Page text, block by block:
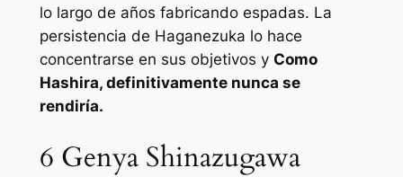
lo largo de años fabricando espadas. La
persistencia de Haganezuka lo hace
concentrarse en sus objetivos y Como
Hashira, definitivamente nunca se
rendiría.
6 Genya Shinazugawa